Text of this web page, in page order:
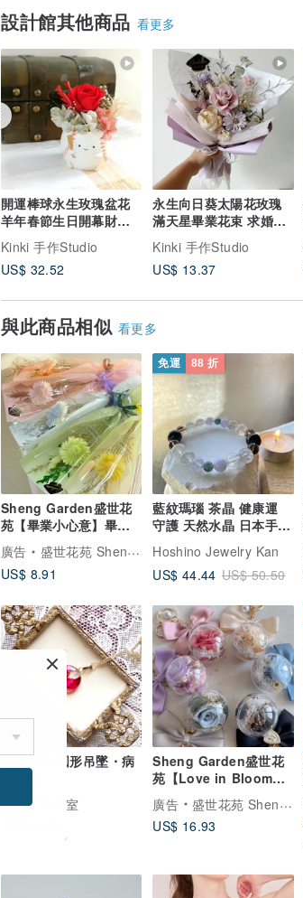
設計館其他商品 看更多
開運棒球永生玫瑰盆花
羊年春節生日開幕財運
禮物線下取貨
Kinki 手作Studio
US$ 32.52
永生向日葵太陽花玫瑰
滿天星畢業花束 求婚結
婚捧花外拍生日禮物a
Kinki 手作Studio
US$ 13.37
與此商品相似 看更多
Sheng Garden盛世花
苑【畢業小心意】畢業
永生花束
廣告
盛世花苑 Sheng Garden
US$ 8.91
免運 88 折
藍紋瑪瑙 茶晶 健康運
守護 天然水晶 日本手作
禮物 能量石手鍊
Hoshino Jewelry Kan
US$ 44.44 US$ 50.50
樹脂藝術 圓形吊墜・病
梔子莊工作室
Sheng Garden盛世花
苑【Love in Bloom愛
在綻放】鑰匙圈
廣告
盛世花苑 Sheng Garden
US$ 16.93